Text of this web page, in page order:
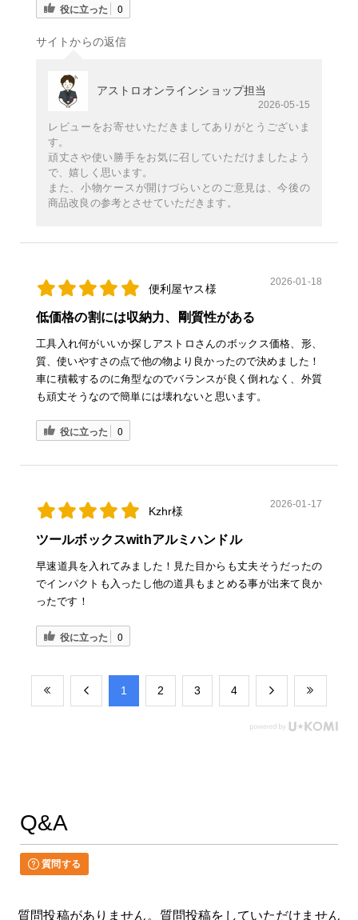
役に立った 0
サイトからの返信
アストロオンラインショップ担当
2026-05-15
レビューをお寄せいただきましてありがとうございま
す。
頑丈さや使い勝手をお気に召していただけましたよう
で、嬉しく思います。
また、小物ケースが開けづらいとのご意見は、今後の
商品改良の参考とさせていただきます。
便利屋ヤス様
2026-01-18
低価格の割には収納力、剛質性がある
工具入れ何がいいか探しアストロさんのボックス価格、形、
質、使いやすさの点で他の物より良かったので決めました！
車に積載するのに角型なのでバランスが良く倒れなく、外質
も頑丈そうなので簡単には壊れないと思います。
役に立った 0
Kzhr様
2026-01-17
ツールボックスwithアルミハンドル
早速道具を入れてみました！見た目からも丈夫そうだったの
でインパクトも入ったし他の道具もまとめる事が出来て良か
ったです！
役に立った 0
​1 ​2 ​3 ​4
Q&A
質問する
質問投稿がありません。質問投稿をしていただけません